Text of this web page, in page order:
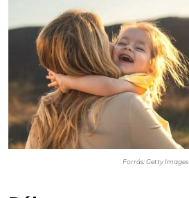
Forrás: Getty Images